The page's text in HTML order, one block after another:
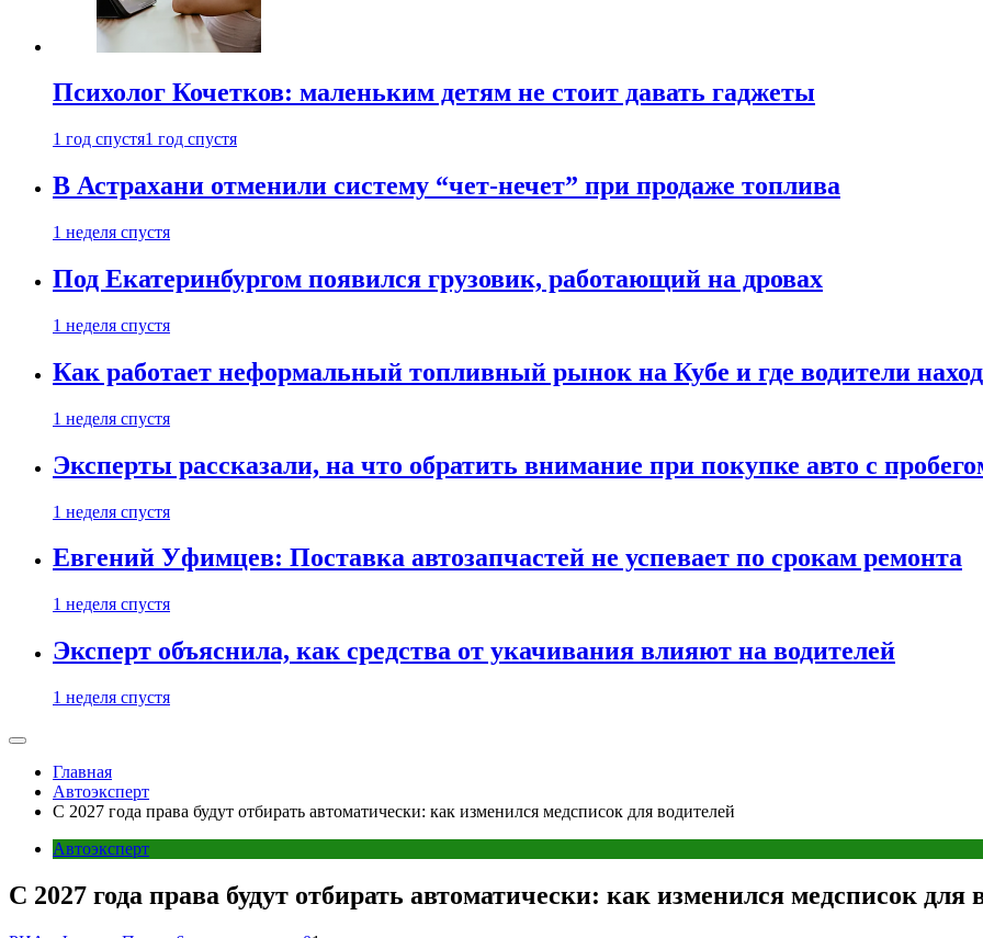
Психолог Кочетков: маленьким детям не стоит давать гаджеты
1 год спустя1 год спустя
В Астрахани отменили систему “чет-нечет” при продаже топлива
1 неделя спустя
Под Екатеринбургом появился грузовик, работающий на дровах
1 неделя спустя
Как работает неформальный топливный рынок на Кубе и где водители
1 неделя спустя
Эксперты рассказали, на что обратить внимание при покупке авто с
1 неделя спустя
Евгений Уфимцев: Поставка автозапчастей не успевает по срокам ремонта
1 неделя спустя
Эксперт объяснила, как средства от укачивания влияют на водителей
1 неделя спустя
Главная
Автоэксперт
С 2027 года права будут отбирать автоматически: как изменился медсписок для водителей
Автоэксперт
С 2027 года права будут отбирать автоматически: как изменился медсписок для